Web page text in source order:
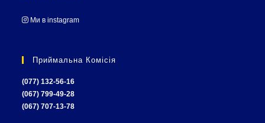
Ми в instagram
Приймальна Комісія
(077) 132-56-16
(067) 799-49-28
(067) 707-13-78